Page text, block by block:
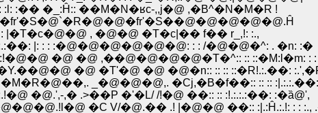
:�� �_:Ĥ:: ��M�N�ʁc-,,j�@ ,�B^�N�M�R !
|�T�c�@�@ , �@�@ �T�c|�� f�� r_,!: :.,
|: : : :�@�@�@�@�@�@: : : /�@�@�^: . �n: :�
�@ �@ ,��@�@�@�@�T�^:: :: ::�M:l�m: :
�@ �T'�@ �@ �@�n:: :: :: ::�R!.:.��:
_�@�@�@,. �Cj,�B�f��:: :: :: :|.:.:.��:
�@.',-,� .>��P �'�L/ /!�@ ��:: :: :!.:.:.:��: :�ȁ@',
�C V/�@.�� .! |�@�@ ��:: :|.:Ĥ.:.!: : :